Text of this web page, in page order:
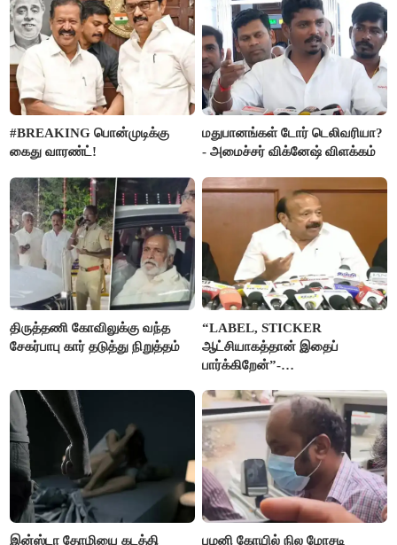
#BREAKING பொன்முடிக்கு
கைது வாரண்ட்!
மதுபானங்கள் டோர் டெலிவரியா?
- அமைச்சர் விக்னேஷ் விளக்கம்
திருத்தணி கோவிலுக்கு வந்த
சேகர்பாபு கார் தடுத்து நிறுத்தம்
“LABEL, STICKER
ஆட்சியாகத்தான் இதைப்
பார்க்கிறேன்”-
இன்ஸ்டா தோழியை கடத்தி பழனி கோயில் நில மோசடி